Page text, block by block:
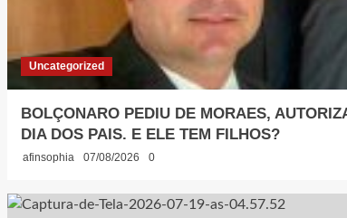
Uncategorized
BOLÇONARO PEDIU DE MORAES,
DIA DOS PAIS. E ELE TEM FILHOS?
afinsophia 07/08/2026 0